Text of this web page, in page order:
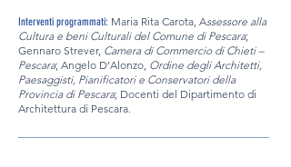
Interventi programmati: Maria Rita Carota, Assessore alla
Cultura e beni Culturali del Comune di Pescara;
Gennaro Strever, Camera di Commercio di Chieti –
Pescara; Angelo D’Alonzo, Ordine degli Architetti,
Paesaggisti, Pianificatori e Conservatori della
Provincia di Pescara; Docenti del Dipartimento di
Architettura di Pescara.